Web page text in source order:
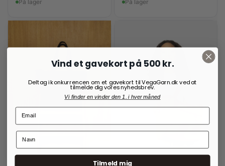
På lager På lager
Vind et gavekort på 500 kr.
Deltag i konkurrencen om et gavekort til VegaGarn.dk ved at
tilmelde dig vores nyhedsbrev.
Vi finder en vinder den 1. i hver måned
Tilmeld mig